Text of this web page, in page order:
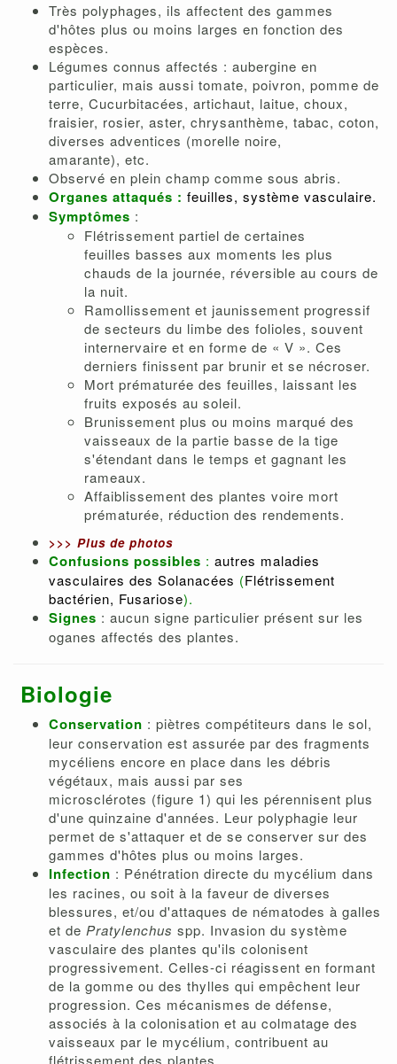
Très polyphages, ils affectent des gammes
d'hôtes plus ou moins larges en fonction des
espèces.
Légumes connus affectés : aubergine en
particulier, mais aussi tomate, poivron, pomme de
terre, Cucurbitacées, artichaut, laitue, choux,
fraisier, rosier, aster, chrysanthème, tabac, coton,
diverses adventices (morelle noire,
amarante), etc.
Observé en plein champ comme sous abris.
Organes attaqués : feuilles, système vasculaire.
Symptômes :
Flétrissement partiel de certaines
feuilles basses aux moments les plus
chauds de la journée, réversible au cours de
la nuit.
Ramollissement et jaunissement progressif
de secteurs du limbe des folioles, souvent
internervaire et en forme de « V ». Ces
derniers finissent par brunir et se nécroser.
Mort prématurée des feuilles, laissant les
fruits exposés au soleil.
Brunissement plus ou moins marqué des
vaisseaux de la partie basse de la tige
s'étendant dans le temps et gagnant les
rameaux.
Affaiblissement des plantes voire mort
prématurée, réduction des rendements.
>>> Plus de photos
Confusions possibles : autres maladies
vasculaires des Solanacées (Flétrissement
bactérien, Fusariose).
Signes : aucun signe particulier présent sur les
oganes affectés des plantes.
Biologie
Conservation : piètres compétiteurs dans le sol,
leur conservation est assurée par des fragments
mycéliens encore en place dans les débris
végétaux, mais aussi par ses
microsclérotes (figure 1) qui les pérennisent plus
d'une quinzaine d'années. Leur polyphagie leur
permet de s'attaquer et de se conserver sur des
gammes d'hôtes plus ou moins larges.
Infection : Pénétration directe du mycélium dans
les racines, ou soit à la faveur de diverses
blessures, et/ou d'attaques de nématodes à galles
et de Pratylenchus spp. Invasion du système
vasculaire des plantes qu'ils colonisent
progressivement. Celles-ci réagissent en formant
de la gomme ou des thylles qui empêchent leur
progression. Ces mécanismes de défense,
associés à la colonisation et au colmatage des
vaisseaux par le mycélium, contribuent au